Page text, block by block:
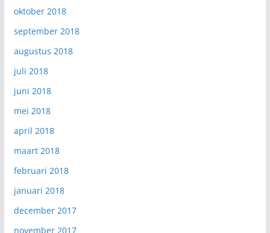
oktober 2018
september 2018
augustus 2018
juli 2018
juni 2018
mei 2018
april 2018
maart 2018
februari 2018
januari 2018
december 2017
november 2017